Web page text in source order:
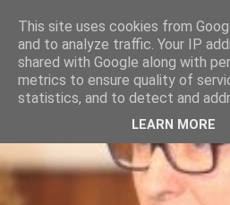
This site uses cookies from
and to analyze traffic. Your IP
shared with Google along with
metrics to ensure quality of
statistics, and to detect and
LEARN MORE